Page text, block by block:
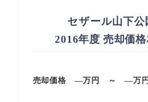
セザール山下公
2016年度 売却価
売却価格 —万円 ～—万円